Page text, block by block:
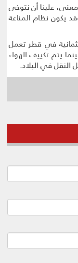
علينا أن نتوخى
يكون نظام المناعة
الثمانية في قطر تعمل
يتم تكييف الهواء
النقل في البلاد.